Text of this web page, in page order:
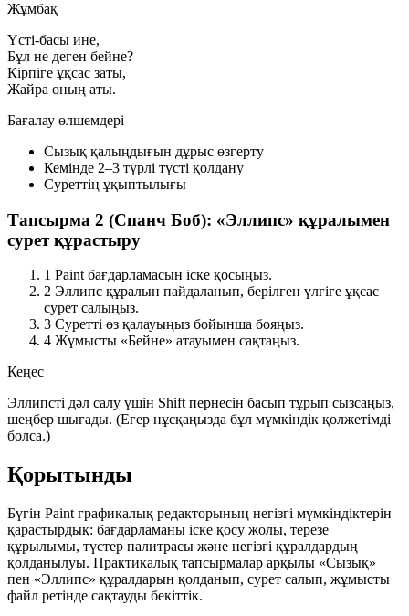
Жұмбақ
Үсті-басы ине,
Бұл не деген бейне?
Кірпіге ұқсас заты,
Жайра оның аты.
Бағалау өлшемдері
Сызық қалыңдығын дұрыс өзгерту
Кемінде 2–3 түрлі түсті қолдану
Суреттің ұқыптылығы
Тапсырма 2 (Спанч Боб): «Эллипс» құралымен
сурет құрастыру
1 Paint бағдарламасын іске қосыңыз.
2 Эллипс құралын пайдаланып, берілген үлгіге ұқсас
сурет салыңыз.
3 Суретті өз қалауыңыз бойынша бояңыз.
4 Жұмысты «Бейне» атауымен сақтаңыз.
Кеңес
Эллипсті дәл салу үшін Shift пернесін басып тұрып сызсаңыз,
шеңбер шығады. (Егер нұсқаңызда бұл мүмкіндік қолжетімді
болса.)
Қорытынды
Бүгін Paint графикалық редакторының негізгі мүмкіндіктерін
қарастырдық: бағдарламаны іске қосу жолы, терезе
құрылымы, түстер палитрасы және негізгі құралдардың
қолданылуы. Практикалық тапсырмалар арқылы «Сызық»
пен «Эллипс» құралдарын қолданып, сурет салып, жұмысты
файл ретінде сақтауды бекіттік.